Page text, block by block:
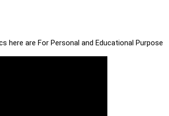
here are For Personal and Educational Purpose